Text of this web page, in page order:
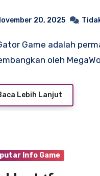
20, 2025
oleh
Lebih Lanjut
Info Game